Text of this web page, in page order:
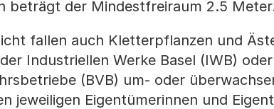
beträgt der Mindestfreiraum 2.5
fallen auch Kletterpflanzen und
Industriellen Werke Basel (IWB)
(BVB) um- oder
jeweiligen Eigentümerinnen und